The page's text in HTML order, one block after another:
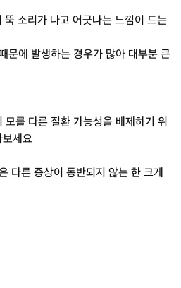
소리가 나고 어긋나는 느낌이 드는
문에 발생하는 경우가 많아 대부분 큰
를 다른 질환 가능성을 배제하기 위
보세요
다른 증상이 동반되지 않는 한 크게